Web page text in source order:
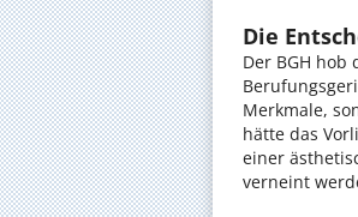
Die
Der BGH
Merkmale,
hätte das
einer
verneint